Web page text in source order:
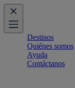
Destinos
Quiénes somos
Ayuda
Contáctanos